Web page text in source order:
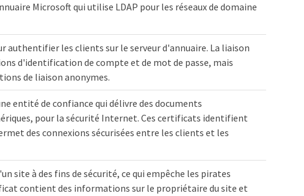
Microsoft qui utilise LDAP pour les réseaux de domaine
authentifier les clients sur le serveur d'annuaire. La liaison
d'identification de compte et de mot de passe, mais
de liaison anonymes.
entité de confiance qui délivre des documents
pour la sécurité Internet. Ces certificats identifient
des connexions sécurisées entre les clients et les
site à des fins de sécurité, ce qui empêche les pirates
contient des informations sur le propriétaire du site et